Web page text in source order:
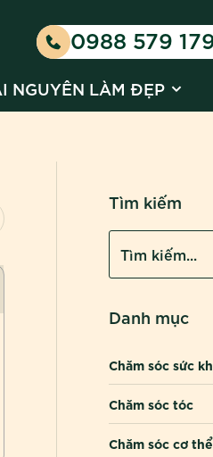
0988 579
doanh cùng Huyền Phi
submenu for Tin tức
NGUYÊN LÀM ĐẸP
Tìm kiếm
Danh mục
Chăm sóc sức
Chăm sóc tóc
Chăm sóc cơ thể